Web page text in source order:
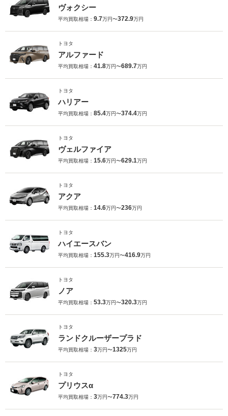
ヴォクシー
平均買取相場： 9.7万円〜372.9万円
トヨタ
アルファード
平均買取相場： 41.8万円〜689.7万円
トヨタ
ハリアー
平均買取相場： 85.4万円〜374.4万円
トヨタ
ヴェルファイア
平均買取相場： 15.6万円〜629.1万円
トヨタ
アクア
平均買取相場： 14.6万円〜236万円
トヨタ
ハイエースバン
平均買取相場： 155.3万円〜416.9万円
トヨタ
ノア
平均買取相場： 53.3万円〜320.3万円
トヨタ
ランドクルーザープラド
平均買取相場： 3万円〜1325万円
トヨタ
プリウスα
平均買取相場： 3万円〜774.3万円